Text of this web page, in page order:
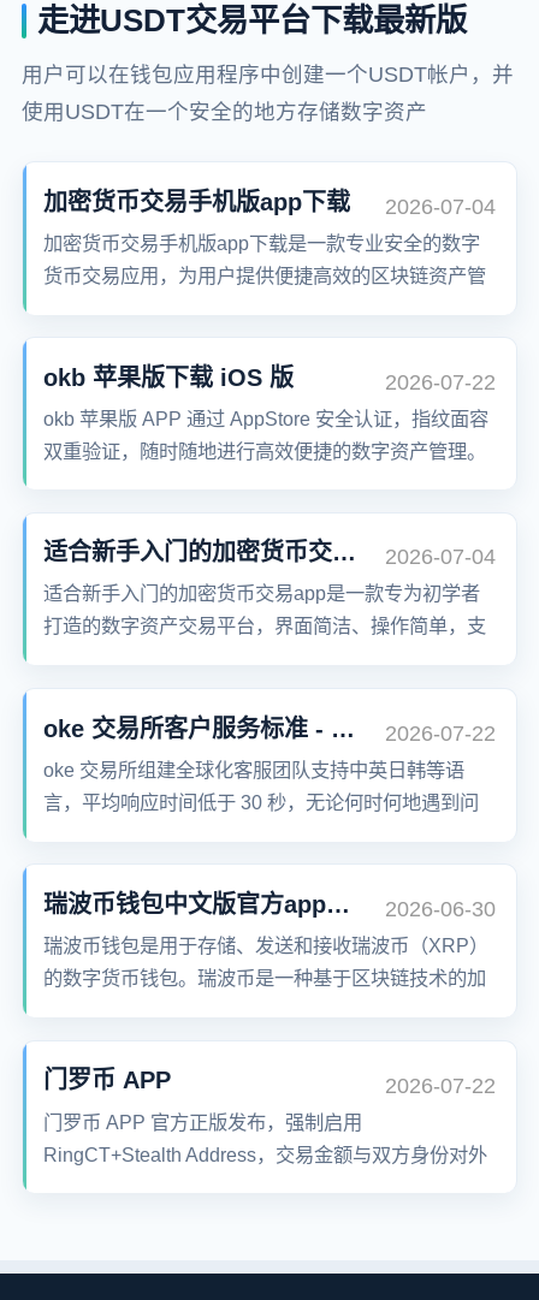
走进USDT交易平台下载最新版
用户可以在钱包应用程序中创建一个USDT帐户，并
使用USDT在一个安全的地方存储数字资产
加密货币交易手机版app下载 2026-07-04
加密货币交易手机版app下载是一款专业安全的数字
货币交易应用，为用户提供便捷高效的区块链资产管
多种主流币种交易，采用多重加密技术保障账户安
全，实时行情推送，交易流畅稳定，是您掌上进行数
字资产投资的理想选择。
okb 苹果版下载 iOS 版 2026-07-22
okb 苹果版 APP 通过 AppStore 安全认证，指纹面容
双重验证，随时随地进行高效便捷的数字资产管理。
适合新手入门的加密货币交易app下载 2026-07-04
适合新手入门的加密货币交易app是一款专为初学者
打造的数字资产交易平台，界面简洁、操作简单，支
程、模拟交易、低门槛理财等功能，帮助用户轻松迈
入区块链世界，安全稳健地开启数字资产投资之旅。
oke 交易所客户服务标准 - 专业高效 2026-07-22
oke 交易所组建全球化客服团队支持中英日韩等语
言，平均响应时间低于 30 秒，无论何时何地遇到问
提供极速、安全、便捷的数字资产金融服务体验。
瑞波币钱包中文版官方app下载 2026-06-30
瑞波币钱包是用于存储、发送和接收瑞波币（XRP）
的数字货币钱包。瑞波币是一种基于区块链技术的加
境支付和资产交换。
门罗币 APP 2026-07-22
门罗币 APP 官方正版发布，强制启用
RingCT+Stealth Address，交易金额与双方身份对外